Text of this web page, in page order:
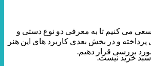
خرید نیست.
می کنیم تا به معرفی دو نوع دستی و
و در بخش بعدی کاربرد های این هنر
بررسی قرار دهیم.